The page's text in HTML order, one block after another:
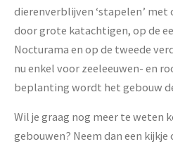
dierenverblijven ‘stapelen’ met
door grote katachtigen, op de
Nocturama en op de tweede
nu enkel voor zeeleeuwen- en
beplanting wordt het gebouw
Wil je graag nog meer te weten
gebouwen? Neem dan een kijkje